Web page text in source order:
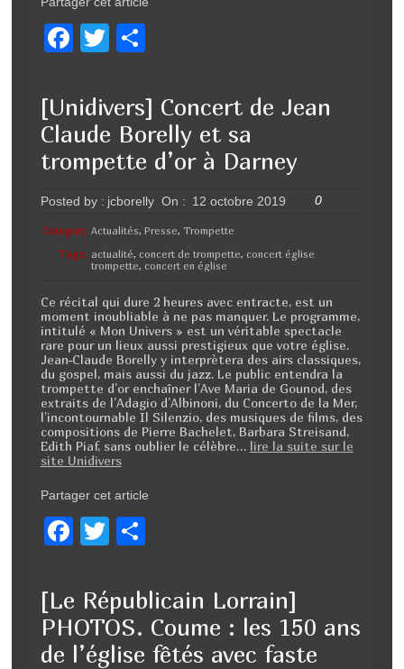
F
c
e
b
o
k
T
tt
er
ta
g
er
[Unidivers] Concert de Jean
Claude Borelly et sa
trompette d’or à Darney
Posted by : jcborelly On : 12 octobre 2019 0
Category
:
Actualités,Presse, Trompette
Tags: actualité, concert de trompette, concert église
trompette, concert en église
Ce récital qui dure 2 heures avec entracte, est un
moment inoubliable à ne pas manquer. Le programme,
intitulé « Mon Univers » est un véritable spectacle
rare pour un lieux aussi prestigieux que votre église.
Jean-Claude Borelly y interprètera des airs classiques,
du gospel, mais aussi du jazz. Le public entendra la
trompette d’or enchaîner l’Ave Maria de Gounod, des
extraits de l’Adagio d’Albinoni, du Concerto de la Mer,
l’incontournable Il Silenzio, des musiques de films, des
compositions de Pierre Bachelet, Barbara Streisand,
Edith Piaf, sans oublier le célèbre… lire la suite sur le
site Unidivers
Partager cet article
F
c
e
b
T
tt
er
ta
g
er
[Le Républicain Lorrain]
PHOTOS. Coume : les 150 ans
de l’église fêtés avec faste